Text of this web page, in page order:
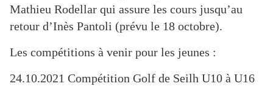
Mathieu Rodellar qui assure les cours jusqu’au
retour d’Inès Pantoli (prévu le 18 octobre).
Les compétitions à venir pour les jeunes :
24.10.2021 Compétition Golf de Seilh U10 à U16